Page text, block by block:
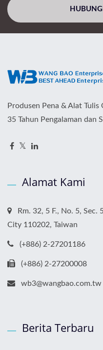
Produsen Pena & Alat
35 Tahun Pengalaman dan
Alamat Kami
Rm. 32, 5 F., No. 5, Sec.
City 110202, Taiwan
(+886) 2-27201186
(+886) 2-27200008
wb3@wangbao.com.tw
Berita Terbaru